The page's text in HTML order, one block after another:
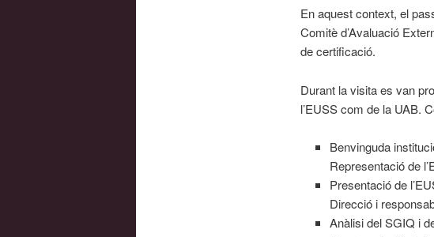
En aquest context, el
Comitè d’Avaluació
de certificació.
Durant la visita es van
l’EUSS com de la UAB.
Benvinguda
Representació de
Presentació de
Direcció i
Anàlisi del SGIQ i